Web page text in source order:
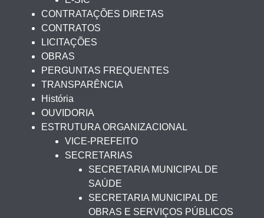
CONTRATAÇÕES DIRETAS
CONTRATOS
LICITAÇÕES
OBRAS
PERGUNTAS FREQUENTES
TRANSPARÊNCIA
História
OUVIDORIA
ESTRUTURA ORGANIZACIONAL
VICE-PREFEITO
SECRETARIAS
SECRETARIA MUNICIPAL DE
SAÚDE
SECRETARIA MUNICIPAL DE
OBRAS E SERVIÇOS PÚBLICOS